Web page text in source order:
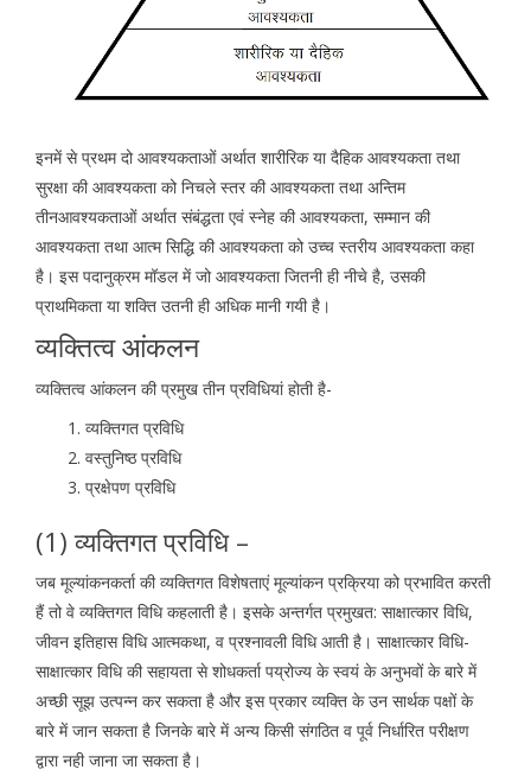
इनमें से प्रथम दो आवश्यकताओं अर्थात शारीरिक या दैहिक आवश्यकता तथा
सुरक्षा की आवश्यकता को निचले स्तर की आवश्यकता तथा अन्तिम
तीनआवश्यकताओं अर्थात संबंद्धता एवं स्नेह की आवश्यकता, सम्मान की
आवश्यकता तथा आत्म सिद्धि की आवश्यकता को उच्च स्तरीय आवश्यकता कहा
है। इस पदानुक्रम मॉडल में जो आवश्यकता जितनी ही नीचे है, उसकी
प्राथमिकता या शक्ति उतनी ही अधिक मानी गयी है।
व्यक्तित्व आंकलन
व्यक्तित्व आंकलन की प्रमुख तीन प्रविधियां होती है-
व्यक्तिगत प्रविधि
वस्तुनिष्ठ प्रविधि
प्रक्षेपण प्रविधि
(1) व्यक्तिगत प्रविधि –
जब मूल्यांकनकर्ता की व्यक्तिगत विशेषताएं मूल्यांकन प्रक्रिया को प्रभावित करती
हैं तो वे व्यक्तिगत विधि कहलाती है। इसके अन्तर्गत प्रमुखत: साक्षात्कार विधि,
जीवन इतिहास विधि आत्मकथा, व प्रश्नावली विधि आती है। साक्षात्कार विधि-
साक्षात्कार विधि की सहायता से शोधकर्ता पय्रोज्य के स्वयं के अनुभवों के बारे में
अच्छी सूझ उत्पन्न कर सकता है और इस प्रकार व्यक्ति के उन सार्थक पक्षों के
बारे में जान सकता है जिनके बारे में अन्य किसी संगठित व पूर्व निर्धारित परीक्षण
द्वारा नही जाना जा सकता है।